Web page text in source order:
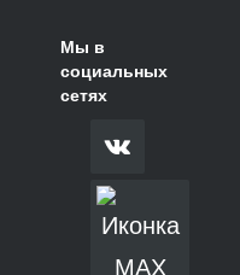
Мы в
социальных
сетях